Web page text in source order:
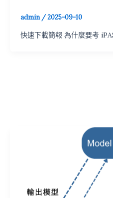
admin /2025-09-10
快速下載簡報 為什麼要考